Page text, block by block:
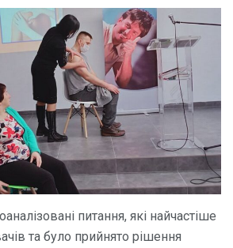
питання, які найчастіше
та було прийнято рішення